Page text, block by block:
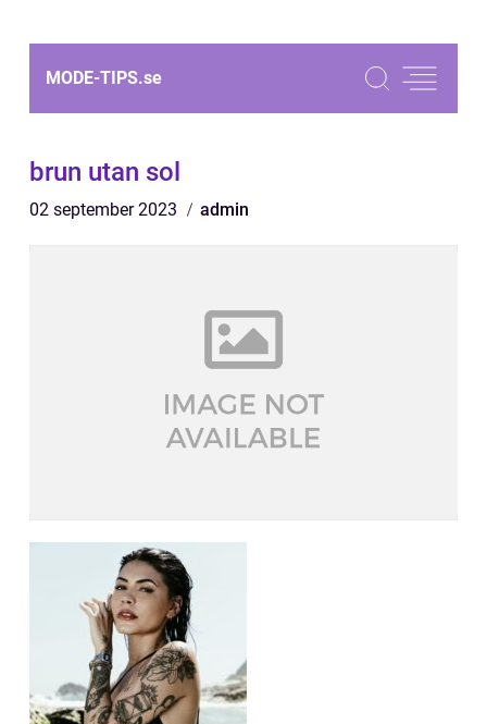
MODE-TIPS.se
brun utan sol
02 september 2023 admin